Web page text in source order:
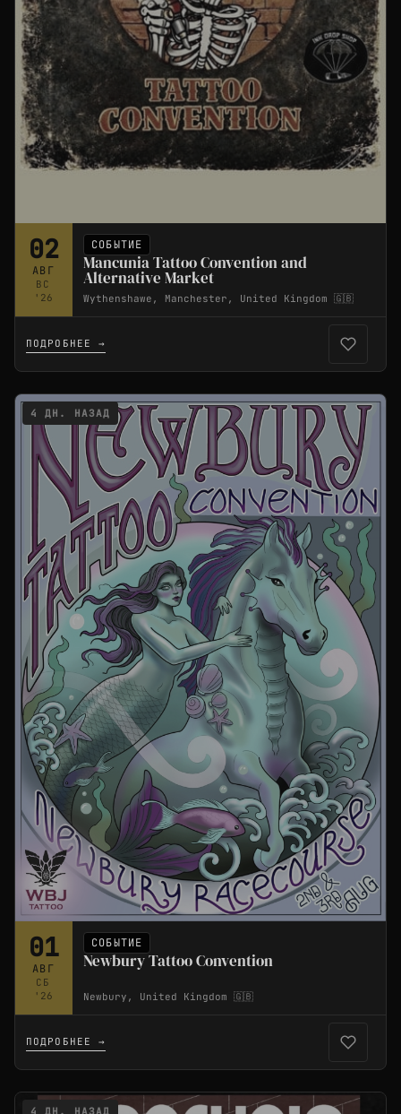
02
АВГ
ВС
'26
СОБЫТИЕ
Mancunia Tattoo Convention and
Alternative Market
Wythenshawe, Manchester, United Kingdom 🇬🇧
ПОДРОБНЕЕ →
4 ДН. НАЗАД
01
АВГ
СБ
'26
СОБЫТИЕ
Newbury Tattoo Convention
Newbury, United Kingdom 🇬🇧
ПОДРОБНЕЕ →